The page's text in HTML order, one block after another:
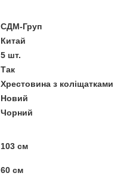
СДМ-Груп
Китай
5 шт.
Так
Хрестовина з коліщатками
Новий
Чорний
103 см
60 см